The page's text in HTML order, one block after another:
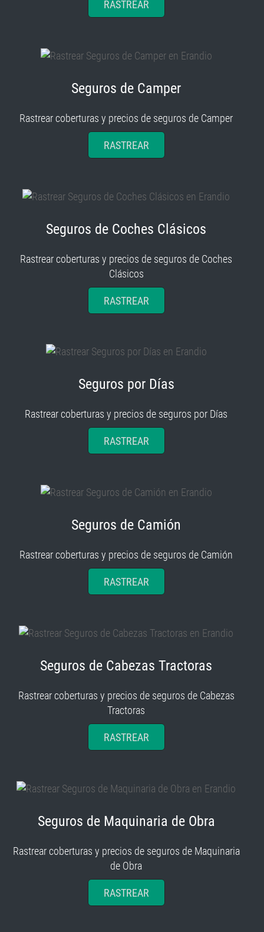
Rastrear coberturas y precios de seguros de Camper
RASTREAR
Rastrear coberturas y precios de seguros de Coches
Clásicos
RASTREAR
Rastrear coberturas y precios de seguros por Días
RASTREAR
Rastrear coberturas y precios de seguros de Camión
RASTREAR
Rastrear coberturas y precios de seguros de Cabezas
Tractoras
RASTREAR
Rastrear coberturas y precios de seguros de Maquinaria
de Obra
RASTREAR